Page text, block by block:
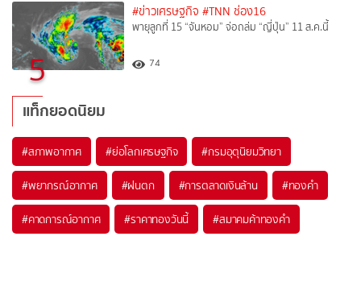
5
#ข่าวเศรษฐกิจ #TNN ช่อง16
พายุลูกที่ 15 “จันหอม” จ่อถล่ม “ญี่ปุ่น” 11 ส.ค.นี้
74
แท็กยอดนิยม
#สภาพอากาศ #ย่อโลกเศรษฐกิจ #กรมอุตุนิยมวิทยา
#พยากรณ์อากาศ #ฝนตก #การตลาดเงินล้าน #ทองคำ
#คาดการณ์อากาศ #ราคาทองวันนี้ #สมาคมค้าทองคำ